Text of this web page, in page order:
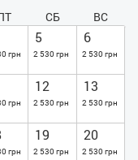
СБ ВС
грн
5
2 530 грн
6
2 530 грн
грн
12
2 530 грн
13
2 530 грн
грн
19
2 530 грн
20
2 530 грн